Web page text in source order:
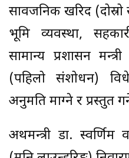
सार्वजनिक खरिद
भूमि व्यवस्था,
सामान्य प्रशासन
(पहिलो संशोधन)
अनुमति माग्ने र प्रस्तुत
अर्थमन्त्री डा.